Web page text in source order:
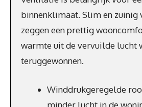
binnenklimaat. Slim en
zeggen een prettig
warmte uit de vervuilde lucht
teruggewonnen.
Winddrukgeregelde
minder lucht in de